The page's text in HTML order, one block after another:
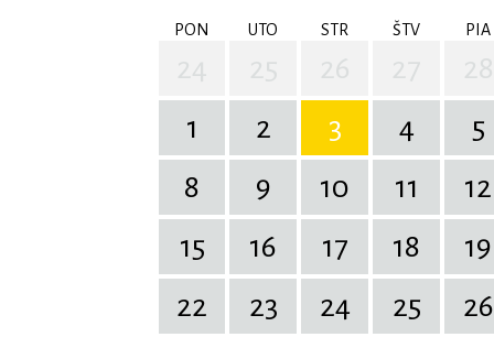
PON UTO STR ŠTV PIA
1
2 3 4 5
8
9 10 11 12
15
16 17 18 19
22
23 24 25 26